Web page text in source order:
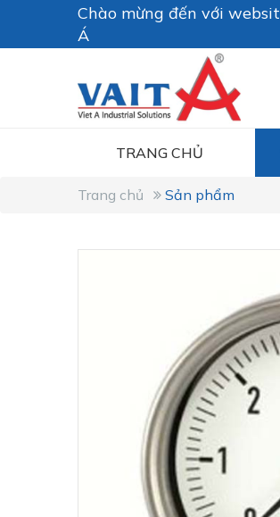
Chào mừng đến với
Á
TRANG CHỦ
Trang chủ Sản phẩm